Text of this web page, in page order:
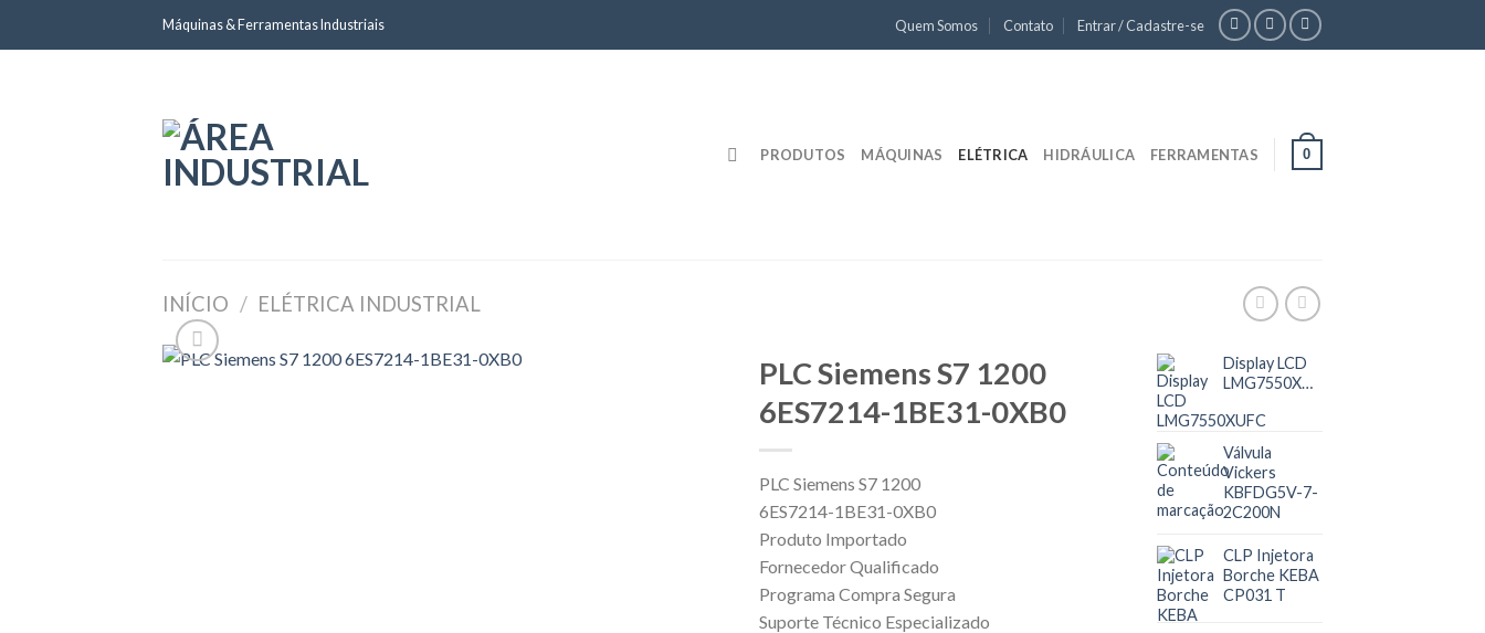
Máquinas & Ferramentas Industriais Quem Somos Contato Entrar / Cadastre-se
PRODUTOS MÁQUINAS ELÉTRICA HIDRÁULICA FERRAMENTAS 0
INÍCIO / ELÉTRICA INDUSTRIAL
PLC Siemens S7 1200
6ES7214-1BE31-0XB0
PLC Siemens S7 1200
6ES7214-1BE31-0XB0
Produto Importado
Fornecedor Qualificado
Programa Compra Segura
Suporte Técnico Especializado
Display LCD
LMG7550XUFC
Válvula
Vickers
KBFDG5V-7-
2C200N
CLP Injetora
Borche KEBA
CP031 T